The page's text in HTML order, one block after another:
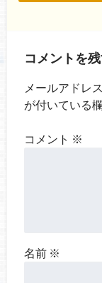
コメントを
メールアドレ
が付いている
コメント ※
名前 ※